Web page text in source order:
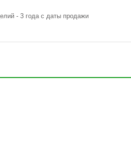
- 3 года с даты продажи